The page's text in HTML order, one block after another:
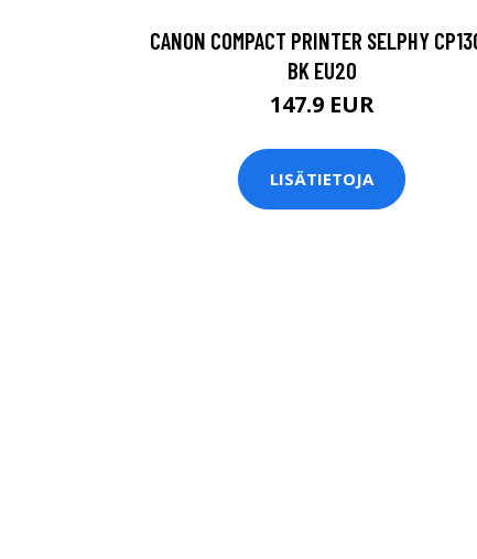
CANON COMPACT PRINTER SELPHY
BK EU20
147.9 EUR
LISÄTIETOJA